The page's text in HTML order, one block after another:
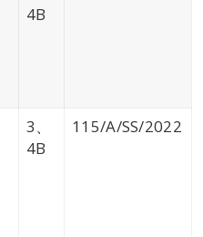
4B
3、
4B
115/A/SS/2022